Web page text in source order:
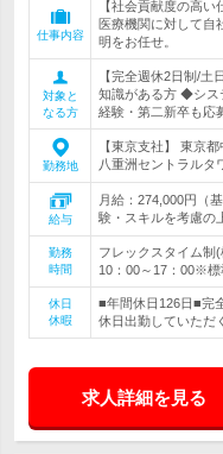
仕事内容
【社会貢献度の高い
医療機関に対して自
明をお任せ。
対象と
なる方
【完全週休2日制/
知識がある方 ◆シス
経験・第二新卒も応
勤務地
【東京支社】 東京
八重洲セントラルタ
給与
月給：274,000円（
験・スキルを考慮の
勤務
時間
フレックスタイム制
10：00～17：00※標
休日
休暇
■年間休日126日■完
休日出勤していただ
求人詳細を見る